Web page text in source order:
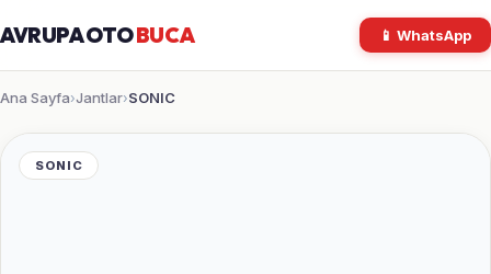
AVRUPA OTOBUCA 📱 WhatsApp
Ana Sayfa›Jantlar›SONIC
SONIC